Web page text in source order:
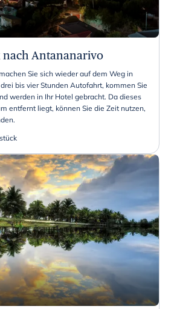
nach Antananarivo
Sie sich wieder auf dem Weg in
bis vier Stunden Autofahrt, kommen Sie
werden in Ihr Hotel gebracht. Da dieses
entfernt liegt, können Sie die Zeit nutzen,